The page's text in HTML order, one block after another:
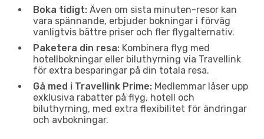
Boka tidigt: Även om sista minuten-resor kan
vara spännande, erbjuder bokningar i förväg
vanligtvis bättre priser och fler flygalternativ.
Paketera din resa: Kombinera flyg med
hotellbokningar eller biluthyrning via Travellink
för extra besparingar på din totala resa.
Gå med i Travellink Prime: Medlemmar låser upp
exklusiva rabatter på flyg, hotell och
biluthyrning, med extra flexibilitet för ändringar
och avbokningar.